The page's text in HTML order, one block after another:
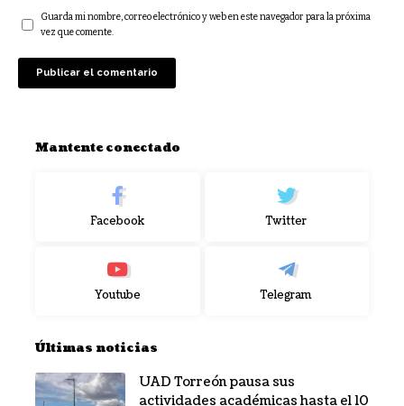
Guarda mi nombre, correo electrónico y web en este navegador para la próxima
vez que comente.
Mantente conectado
Facebook Twitter
Youtube Telegram
Últimas noticias
UAD Torreón pausa sus
actividades académicas hasta el 10